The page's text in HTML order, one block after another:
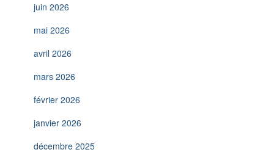
juin 2026
mai 2026
avril 2026
mars 2026
février 2026
janvier 2026
décembre 2025